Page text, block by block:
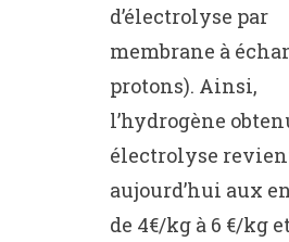
d’électrolyse par
membrane à
protons). Ainsi,
l’hydrogène
électrolyse
aujourd’hui aux
de 4€/kg à 6 €/kg